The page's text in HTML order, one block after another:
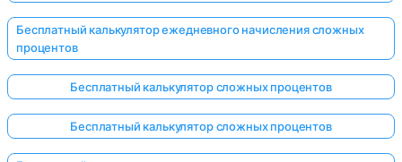
Бесплатный калькулятор ежедневного начисления сложных
процентов
Бесплатный калькулятор сложных процентов
Бесплатный калькулятор сложных процентов